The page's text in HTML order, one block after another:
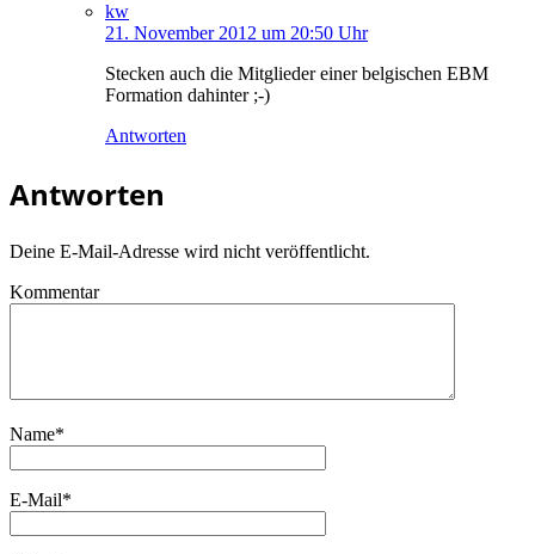
kw
21. November 2012 um 20:50 Uhr
Stecken auch die Mitglieder einer belgischen EBM
Formation dahinter ;-)
Antworten
Antworten
Deine E-Mail-Adresse wird nicht veröffentlicht.
Kommentar
Name*
E-Mail*